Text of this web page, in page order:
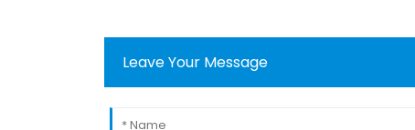
Leave Your Message